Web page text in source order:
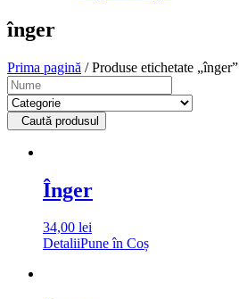
înger
Prima pagină / Produse etichetate „înger”
Caută produsul
Înger
34,00 lei
DetaliiPune în Coș